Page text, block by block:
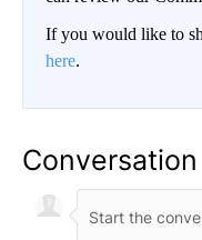
If you would like to
here.
Conversation